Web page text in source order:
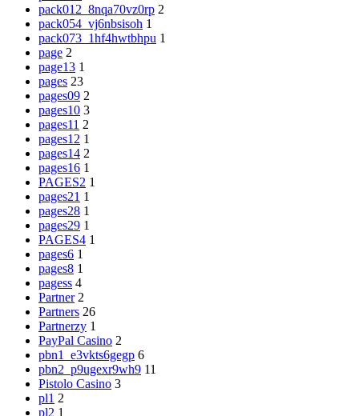
pack012_8nqa70vz0rp 2
pack054_vj6nbsisoh 1
pack073_1hf4hwtbhpu 1
page 2
page13 1
pages 23
pages09 2
pages10 3
pages11 2
pages12 1
pages14 2
pages16 1
PAGES2 1
pages21 1
pages28 1
pages29 1
PAGES4 1
pages6 1
pages8 1
pagess 4
Partner 2
Partners 26
Partnerzy 1
PayPal Casino 2
pbn1_e3vkts6gegp 6
pbn2_p9ugexr9wh9 11
Pistolo Casino 3
pl1 2
pl2 1